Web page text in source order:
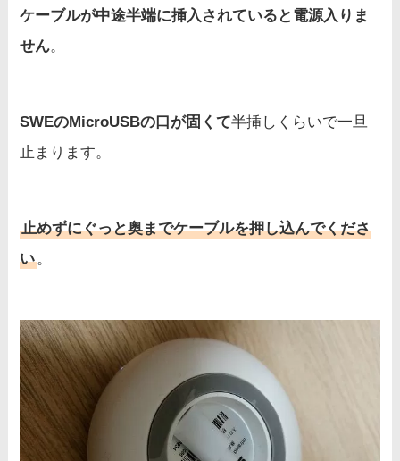
ケーブルが中途半端に挿入されていると電源入りま
せん。
SWEのMicroUSBの口が固くて半挿しくらいで一旦
止まります。
止めずにぐっと奥までケーブルを押し込んでくださ
い。